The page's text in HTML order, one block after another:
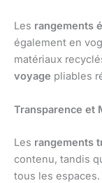
Les rangements
également en
matériaux
voyage pliables
Transparence et
Les rangements
contenu, tandis
tous les